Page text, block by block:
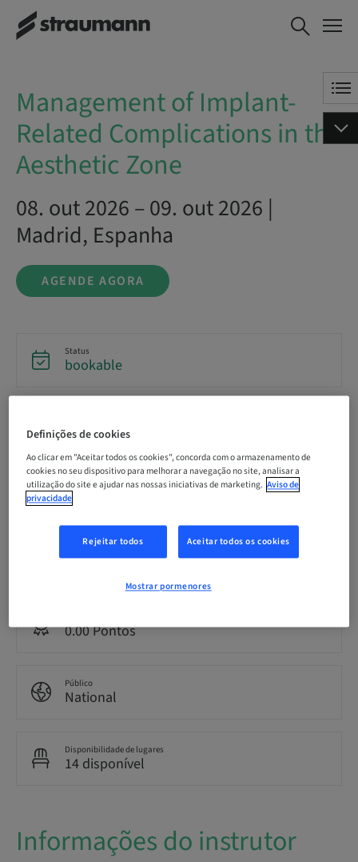
Management of Implant-
Related Complications in
AGENDE AGORA
Management of Implant-
Related Complications in the
Aesthetic Zone
08. out 2026 – 09. out 2026 |
Madrid, Espanha
AGENDE AGORA
Status
bookable
09. out 2026 (UTC+1)
Preço por participante (impostos locais aplicáveis)
EUR 2200.00
English
0.00 Pontos
Público
National
Disponibilidade de lugares
14 disponível
Informações do instrutor
Definições de cookies
Ao clicar em "Aceitar todos os cookies", concorda com o armazenamento de
cookies no seu dispositivo para melhorar a navegação no site, analisar a
utilização do site e ajudar nas nossas iniciativas de marketing. Aviso de
privacidade
Rejeitar todos Aceitar todos os cookies
Mostrar pormenores